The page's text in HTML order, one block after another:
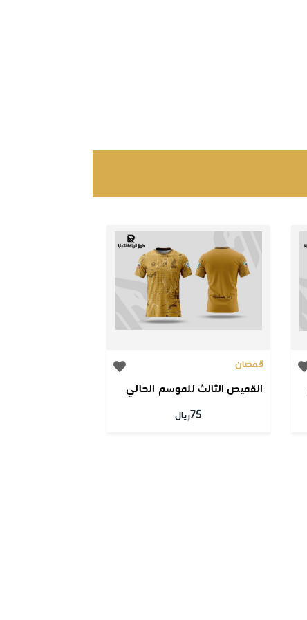
قمصان
القميص الثالث للموسم الحالي
75ريال